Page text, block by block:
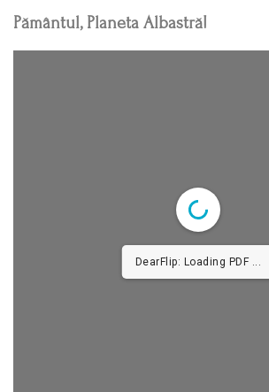
Pământul, Planeta Albastră!
DearFlip: Loading PDF 18% ...